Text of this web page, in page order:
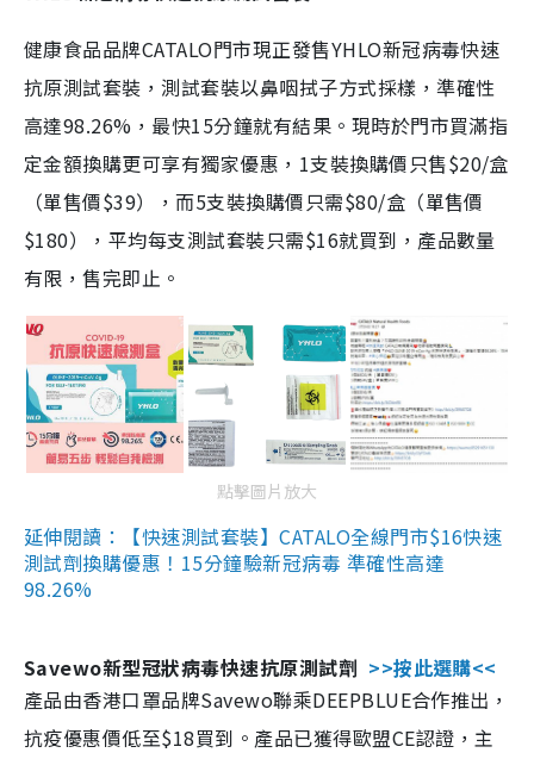
健康食品品牌CATALO門市現正發售YHLO新冠病毒快速
抗原測試套裝，測試套裝以鼻咽拭子方式採樣，準確性
高達98.26%，最快15分鐘就有結果。現時於門市買滿指
定金額換購更可享有獨家優惠，1支裝換購價只售$20/盒
（單售價$39），而5支裝換購價只需$80/盒（單售價
$180），平均每支測試套裝只需$16就買到，產品數量
有限，售完即止。
點擊圖片放大
延伸閱讀：【快速測試套裝】CATALO全線門市$16快速
測試劑換購優惠！15分鐘驗新冠病毒 準確性高達
98.26%
Savewo新型冠狀病毒快速抗原測試劑 >>按此選購<<
產品由香港口罩品牌Savewo聯乘DEEPBLUE合作推出，
抗疫優惠價低至$18買到。產品已獲得歐盟CE認證，主